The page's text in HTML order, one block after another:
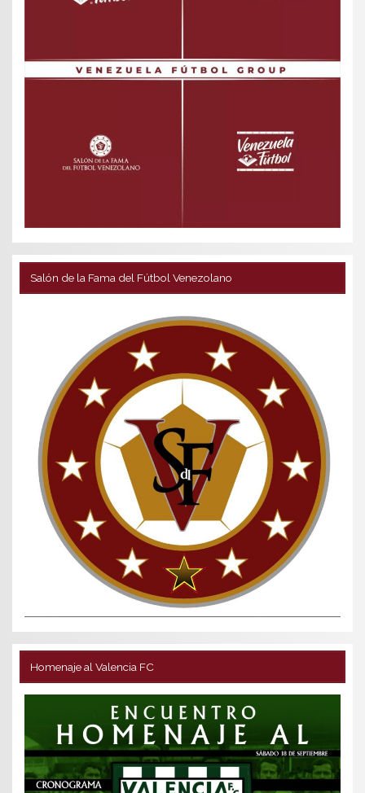
Salón de la Fama del Fútbol Venezolano
Homenaje al Valencia FC